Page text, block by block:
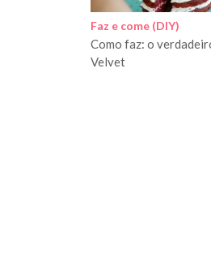
Faz e come (DIY)
Como faz: o
Velvet